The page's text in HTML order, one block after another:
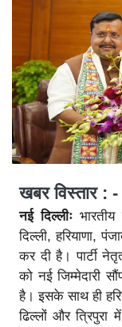
खबर विस्तार : -
नई दिल्लीः
दिल्ली, हरियाणा,
कर दी है। पार्टी
को नई जिम्मेदारी
है। इसके साथ ही
ढिल्लों और त्रिपुरा